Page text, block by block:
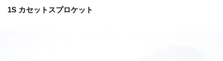
1S カセットスプロケット